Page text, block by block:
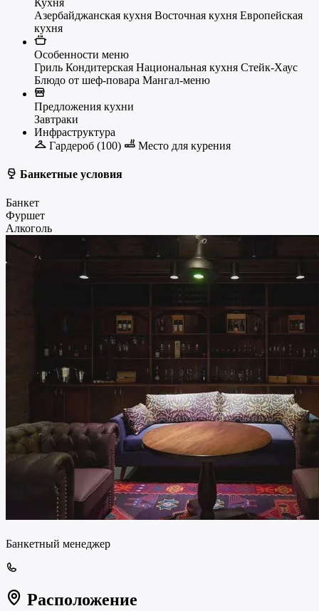
Кухня
Азербайджанская кухня Восточная кухня Европейская
кухня
Особенности меню
Гриль Кондитерская Национальная кухня Стейк-Хаус
Блюдо от шеф-повара Мангал-меню
Предложения кухни
Завтраки
Инфраструктура
Гардероб (100)
Место для курения
Банкетные условия
Банкет
Фуршет
Алкоголь
Банкетный менеджер
Расположение